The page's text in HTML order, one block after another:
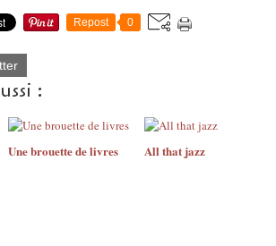
Repost 0
:
Une brouette de livres All that jazz